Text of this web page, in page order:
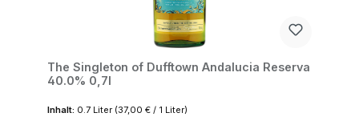
The Singleton of Dufftown Andalucia Reserva
40.0% 0,7l
Inhalt: 0.7 Liter (37,00 € / 1 Liter)